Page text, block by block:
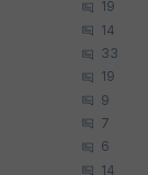
19
14
33
19
9
7
6
14